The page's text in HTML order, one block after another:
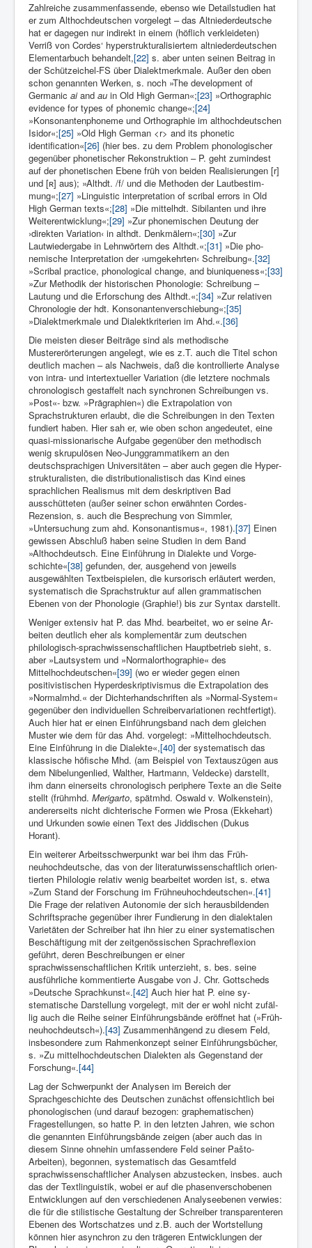
Zahlreiche zusammenfassende, ebenso wie Detailstudien hat
er zum Alt­hochdeutschen vorgelegt – das Altniederdeutsche
hat er dagegen nur indirekt in einem (höflich verkleideten)
Verriß von Cordes‘ hyperstrukturalisiertem altniederdeutschen
Elementarbuch behandelt,[22] s. aber unten seinen Beitrag in
der Schützeichel-FS über Dialektmerkmale. Außer den oben
schon genannten Werken, s. noch »The development of
Germanic aiand au in Old High German«;[23] »Orthographic
evidence for types of phonemic change«;[24]
»Konsonantenphoneme und Orthographie im althochdeutschen
Isidor«;[25] »Old High German <r> and its phonetic
identification«[26] (hier bes. zu dem Problem phonolo­gischer
gegenüber phonetischer Rekonstruktion – P. geht zumin­dest
auf der phonetischen Ebene früh von beiden Realisierungen [r]
und [ʀ] aus); »Althdt. /f/ und die Methoden der Lautbestim­
mung«;[27] »Linguistic interpretation of scribal errors in Old
High German texts«;[28] »Die mittelhdt. Sibilanten und ihre
Weiterentwicklung«;[29] »Zur phonemi­schen Deutung der
›direkten Variation‹ in althdt. Denkmälern«;[30] »Zur
Lautwiedergabe in Lehnwörtern des Althdt.«;[31] »Die pho­
nemische Interpretation der ›umgekehrten‹ Schreibung«.[32]
»Scri­bal practice, phonological change, and biuniqueness«;[33]
»Zur Methodik der historischen Phonologie: Schreibung –
Lautung und die Erforschung des Alt­hdt.«;[34] »Zur relativen
Chronologie der hdt. Konsonantenver­schiebung«;[35]
»Dialektmerkmale und Dialektkriterien im Ahd.«.[36]
Die mei­sten dieser Beiträge sind als methodische
Mustererörterungen angelegt, wie es z.T. auch die Titel schon
deutlich machen – als Nachweis, daß die kontrollierte Analyse
von intra- und in­tertextueller Variation (die letztere nochmals
chronologisch gestaffelt nach synchronen Schreibungen vs.
»Post«- bzw. »Prägra­phien«) die Extrapolation von
Sprachstrukturen erlaubt, die die Schreibungen in den Texten
fundiert haben. Hier sah er, wie oben schon angedeutet, eine
quasi-missionarische Aufgabe gegenüber den methodisch
wenig skrupulösen Neo-Junggrammatikern an den
deutschsprachigen Universitäten – aber auch gegen die Hyper­
strukturalisten, die distributionalistisch das Kind eines
sprachlichen Realismus mit dem deskriptiven Bad
ausschütteten (außer seiner schon erwähnten Cordes-
Rezension, s. auch die Besprechung von Simm­ler,
»Untersuchung zum ahd. Konsonantismus«, 1981).[37] Einen
gewissen Abschluß haben seine Studien in dem Band
»Althochdeutsch. Eine Einführung in Dialekte und Vorge­
schichte«[38] gefunden, der, ausgehend von jeweils
ausgewählten Textbeispielen, die kursorisch erläutert werden,
systematisch die Sprachstruktur auf allen grammatischen
Ebenen von der Phonologie (Graphie!) bis zur Syntax darstellt.
Weniger extensiv hat P. das Mhd. bearbeitet, wo er seine Ar­
beiten deutlich eher als komplementär zum deutschen
philologisch-sprach­wissenschaftlichen Hauptbetrieb sieht, s.
aber »Lautsystem und »Normalorthographie« des
Mittelhochdeutschen«[39] (wo er wieder gegen einen
positivistischen Hyperdeskriptivismus die Extrapolation des
»Normalmhd.« der Dichterhandschriften als »Normal-System«
gegenüber den individuellen Schreibervariatio­nen rechtfertigt).
Auch hier hat er einen Einführungsband nach dem gleichen
Muster wie dem für das Ahd. vorgelegt: »Mittelhochdeutsch.
Eine Einführung in die Dialekte«,[40] der systematisch das
klassi­sche höfische Mhd. (am Beispiel von Textauszügen aus
dem Nibe­lungenlied, Walther, Hartmann, Veldecke) darstellt,
ihm dann einerseits chronolo­gisch periphere Texte an die Seite
stellt (frühmhd. Merigarto, spätmhd. Oswald v. Wolkenstein),
andererseits nicht dichteri­sche Formen wie Prosa (Ekkehart)
und Urkunden sowie einen Text des Jiddi­schen (Dukus
Horant).
Ein weiterer Arbeitsschwerpunkt war bei ihm das Früh­
neuhochdeutsche, das von der literaturwissenschaftlich orien­
tierten Philologie relativ wenig bearbeitet worden ist, s. etwa
»Zum Stand der Forschung im Frühneuhochdeutschen«.[41]
Die Frage der relativen Autonomie der sich herausbildenden
Schriftsprache ge­genüber ihrer Fundierung in den dialektalen
Varietäten der Schreiber hat ihn hier zu einer systematischen
Beschäftigung mit der zeitgenössischen Sprachreflexion
geführt, deren Be­schreibungen er einer
sprachwissenschaftlichen Kritik unter­zieht, s. bes. seine
ausführliche kommentierte Ausgabe von J. Chr. Gottscheds
»Deutsche Sprachkunst«.[42] Auch hier hat P. eine sy­
stematische Darstellung vorgelegt, mit der er wohl nicht zufäl­
lig auch die Reihe seiner Einführungsbände eröffnet hat (»Früh­
neuhochdeutsch«).[43] Zusammenhängend zu diesem Feld,
insbesondere zum Rahmenkonzept seiner Einführungsbücher,
s. »Zu mittelhochdeutschen Dialekten als Gegenstand der
Forschung«.[44]
Lag der Schwerpunkt der Analysen im Bereich der
Sprachgeschichte des Deutschen zunächst offensichtlich bei
phonologischen (und dar­auf bezogen: graphematischen)
Fragestellungen, so hatte P. in den letzten Jahren, wie schon
die genannten Einführungsbände zeigen (aber auch das in
diesem Sinne ohnehin umfassendere Feld seiner Pašto-
Arbeiten), begonnen, systematisch das Gesamtfeld
sprachwissen­schaftlicher Analysen abzustecken, insbes. auch
das der Textlin­guistik, wobei er auf die phasenverschobenen
Entwicklungen auf den verschiedenen Analyseebenen verwies:
die für die stilistische Gestaltung der Schreiber transparenteren
Ebenen des Wortschatzes und z.B. auch der Wortstellung
können hier asynchron zu den trägeren Entwicklungen der